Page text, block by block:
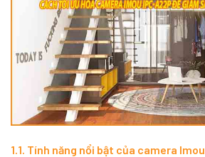
1.1. Tính năng nổi bật của camera